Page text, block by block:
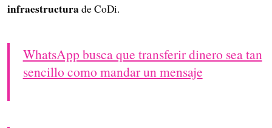
infraestructura de CoDi.
WhatsApp busca que transferir dinero sea tan
sencillo como mandar un mensaje